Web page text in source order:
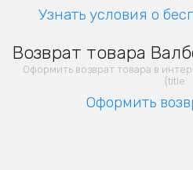
Узнать условия о
Возврат товара
Оформить возврат товара в
{title:
Оформить